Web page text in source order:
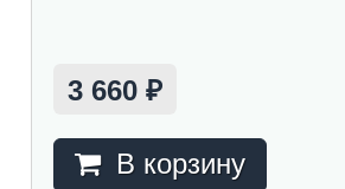
3 660 ₽
В корзину